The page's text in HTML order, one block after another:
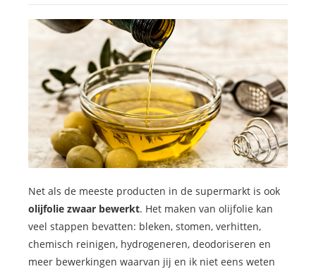
Net als de meeste producten in de supermarkt is ook
olijfolie zwaar bewerkt. Het maken van olijfolie kan
veel stappen bevatten: bleken, stomen, verhitten,
chemisch reinigen, hydrogeneren, deodoriseren en
meer bewerkingen waarvan jij en ik niet eens weten